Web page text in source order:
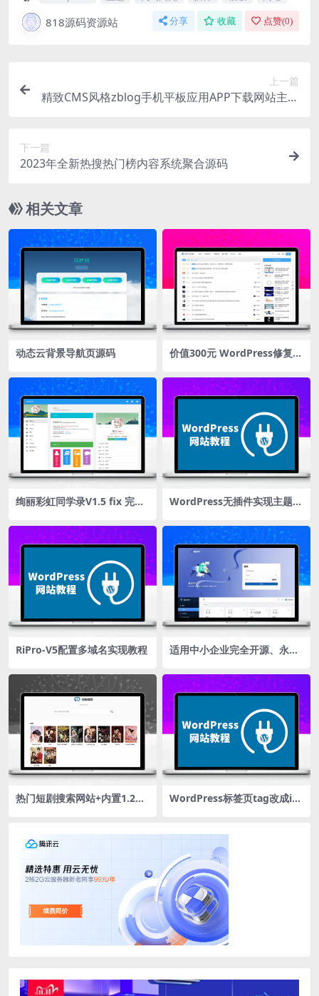
818源码资源站 分享 收藏 点赞(0)
上一篇
精致CMS风格zblog手机平板应用APP下载网站主题
下一篇
2023年全新热搜热门榜内容系统聚合源码
相关文章
动态云背景导航页源码
价值300元 WordPress修复版
绚丽彩虹同学录V1.5 fix 完全
WordPress无插件实现主题彩
RiPro-V5配置多域名实现教程
适用中小企业完全开源、永久
热门短剧搜索网站+内置1.2万
WordPress标签页tag改成id